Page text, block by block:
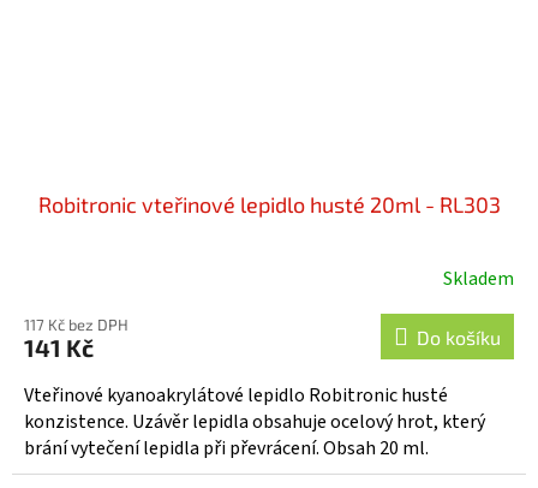
Robitronic vteřinové lepidlo husté 20ml - RL303
Skladem
117 Kč bez DPH
141 Kč Do košíku
Vteřinové kyanoakrylátové lepidlo Robitronic husté
konzistence. Uzávěr lepidla obsahuje ocelový hrot, který
brání vytečení lepidla při převrácení. Obsah 20 ml.